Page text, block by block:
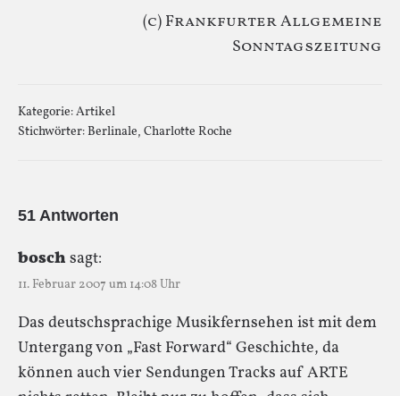
(c) Frankfurter Allgemeine
Sonntagszeitung
Kategorie:Artikel
Stichwörter:Berlinale, Charlotte Roche
51 Antworten
bosch sagt:
11. Februar 2007 um 14:08 Uhr
Das deutschsprachige Musikfernsehen ist mit dem
Untergang von „Fast Forward“ Geschichte, da
können auch vier Sendungen Tracks auf ARTE